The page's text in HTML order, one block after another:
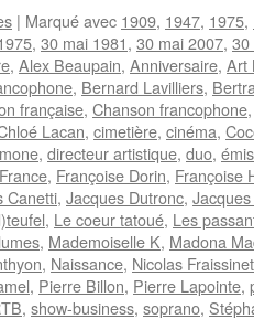
| Marqué avec 1909, 1947, 1975,
, 30 mai 1981, 30 mai 2007, 30
, Alex Beaupain, Anniversaire, Art
, Bernard Lavilliers,
française, Chanson francophone
Lacan, cimetière, cinéma,
, directeur artistique, duo,
France, Françoise Dorin, Françoise
Canetti, Jacques Dutronc,
, Le coeur tatoué, Les
, Mademoiselle K, Madona
, Naissance, Nicolas Fraissinet
, Pierre Billon, Pierre Lapointe,
, show-business, soprano,